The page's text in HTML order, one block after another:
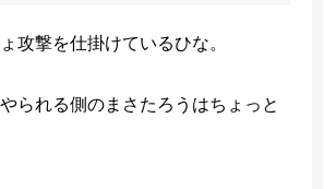
攻撃を仕掛けているひな。
られる側のまさたろうはちょっと